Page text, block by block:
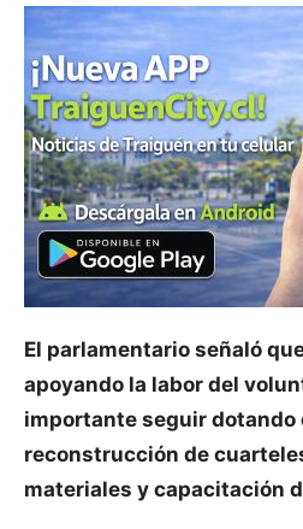
El parlamentario señaló
apoyando la labor del
importante seguir dotando
reconstrucción de
materiales y capacitación